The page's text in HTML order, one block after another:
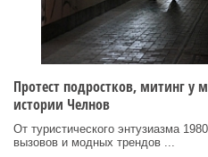
Протест подростков, митинг у
истории Челнов
От туристического энтузиазма
вызовов и модных трендов ...